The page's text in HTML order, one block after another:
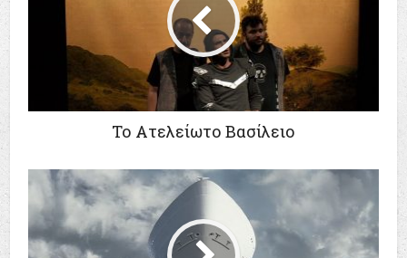
Το Ατελείωτο Βασίλειο